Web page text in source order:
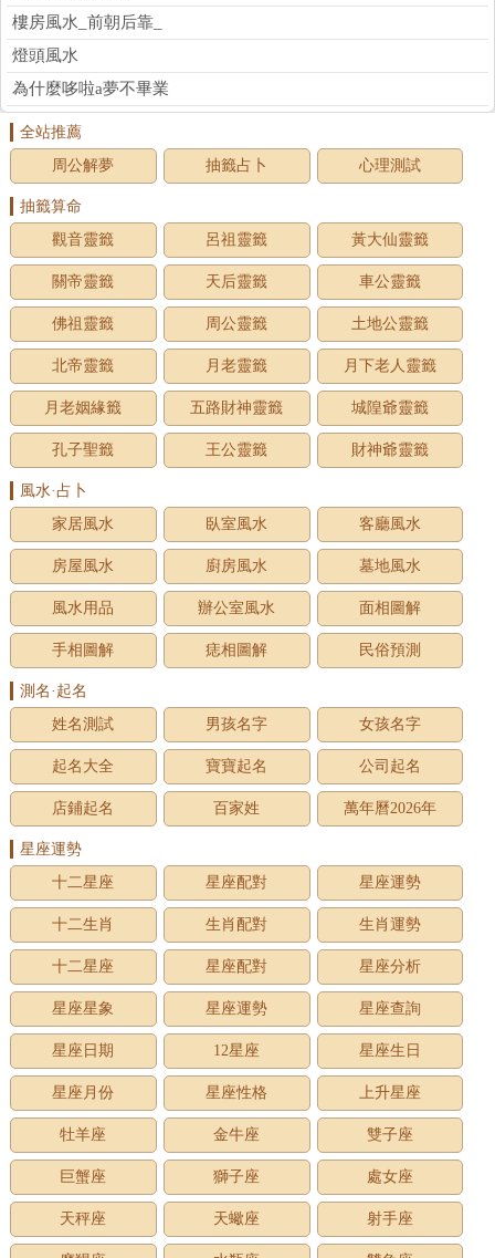
樓房風水_前朝后靠_
燈頭風水
為什麼哆啦a夢不畢業
全站推薦
周公解夢
抽籤占卜 心理測試
抽籤算命
觀音靈籤
呂祖靈籤 黃大仙靈籤
關帝靈籤 天后靈籤 車公靈籤
佛祖靈籤 周公靈籤 土地公靈籤
北帝靈籤 月老靈籤 月下老人靈籤
月老姻緣籤 五路財神靈籤 城隍爺靈籤
孔子聖籤 王公靈籤 財神爺靈籤
風水·占卜
家居風水
臥室風水 客廳風水
房屋風水 廚房風水 墓地風水
風水用品 辦公室風水 面相圖解
手相圖解 痣相圖解 民俗預測
測名·起名
姓名測試
男孩名字 女孩名字
起名大全 寶寶起名 公司起名
店鋪起名 百家姓 萬年曆2026年
星座運勢
十二星座
星座配對 星座運勢
十二生肖 生肖配對 生肖運勢
十二星座 星座配對 星座分析
星座星象 星座運勢 星座查詢
星座日期 12星座 星座生日
星座月份 星座性格 上升星座
牡羊座 金牛座 雙子座
巨蟹座 獅子座 處女座
天秤座 天蠍座 射手座